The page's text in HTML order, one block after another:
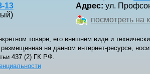
13
Адрес: ул.
посмотреть на
товаре, его внешнем виде и
на данном интернет-ресурсе,
437 (2) ГК РФ.